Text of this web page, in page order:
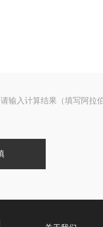
请输入计算结果（填写阿拉